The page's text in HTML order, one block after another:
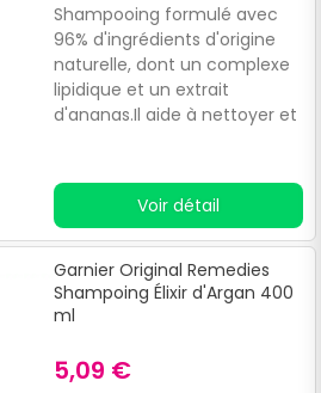
Shampooing formulé avec
96% d'ingrédients d'origine
naturelle, dont un complexe
lipidique et un extrait
d'ananas.Il aide à nettoyer et
cheveux.Ses ingrédients ont
des propriétés émollientes et
revitalisantes qui laissent les
cheveux doux et
brillants.Convient aux
cheveux longs et affaiblis.
Voir détail
Garnier Original Remedies
Shampoing Élixir d'Argan 400
ml
5,09 €